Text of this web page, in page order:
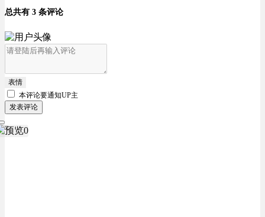
总共有 3 条评论
表情
本评论要通知UP主
发表评论